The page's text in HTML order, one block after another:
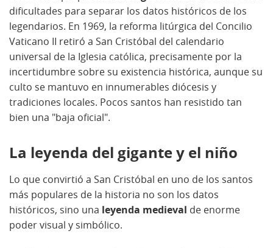
dificultades para separar los datos históricos de los
legendarios. En 1969, la reforma litúrgica del Concilio
Vaticano II retiró a San Cristóbal del calendario
universal de la Iglesia católica, precisamente por la
incertidumbre sobre su existencia histórica, aunque su
culto se mantuvo en innumerables diócesis y
tradiciones locales. Pocos santos han resistido tan
bien una "baja oficial".
La leyenda del gigante y el niño
Lo que convirtió a San Cristóbal en uno de los santos
más populares de la historia no son los datos
históricos, sino una leyenda medieval de enorme
poder visual y simbólico.